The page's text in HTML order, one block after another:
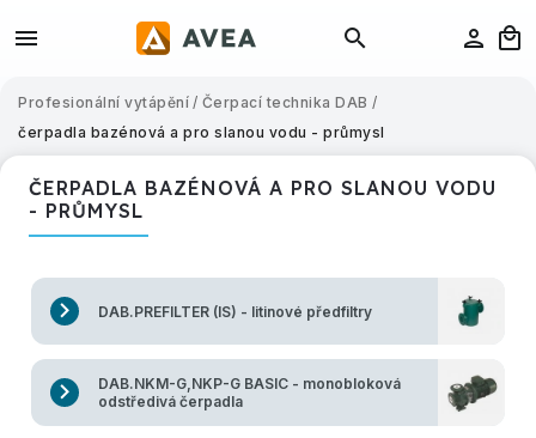
Profesionální vytápění / Čerpací technika DAB /
čerpadla bazénová a pro slanou vodu - průmysl
ČERPADLA BAZÉNOVÁ A PRO SLANOU VODU
- PRŮMYSL
DAB.PREFILTER (IS) - litinové předfiltry
DAB.NKM-G,NKP-G BASIC - monobloková
odstředivá čerpadla